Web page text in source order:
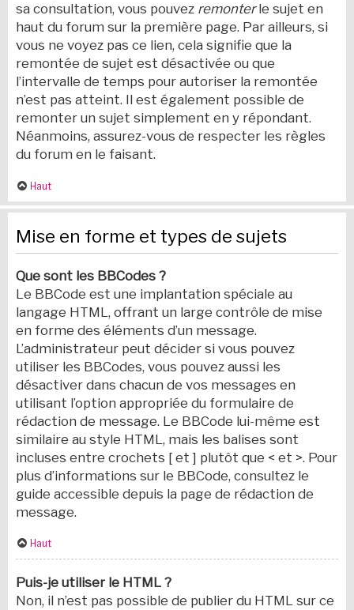
sa consultation, vous pouvez remonterle sujet en
haut du forum sur la première page. Par ailleurs, si
vous ne voyez pas ce lien, cela signifie que la
remontée de sujet est désactivée ou que
l’intervalle de temps pour autoriser la remontée
n’est pas atteint. Il est également possible de
remonter un sujet simplement en y répondant.
Néanmoins, assurez-vous de respecter les règles
du forum en le faisant.
Haut
Mise en forme et types de sujets
Que sont les BBCodes ?
Le BBCode est une implantation spéciale au
langage HTML, offrant un large contrôle de mise
en forme des éléments d’un message.
L’administrateur peut décider si vous pouvez
utiliser les BBCodes, vous pouvez aussi les
désactiver dans chacun de vos messages en
utilisant l’option appropriée du formulaire de
rédaction de message. Le BBCode lui-même est
similaire au style HTML, mais les balises sont
incluses entre crochets [ et ] plutôt que < et >. Pour
plus d’informations sur le BBCode, consultez le
guide accessible depuis la page de rédaction de
message.
Haut
Puis-je utiliser le HTML ?
Non, il n’est pas possible de publier du HTML sur ce